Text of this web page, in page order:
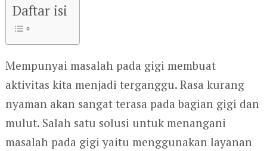
Daftar isi
Mempunyai masalah pada gigi membuat
aktivitas kita menjadi terganggu. Rasa kurang
nyaman akan sangat terasa pada bagian gigi dan
mulut. Salah satu solusi untuk menangani
masalah pada gigi yaitu menggunakan layanan